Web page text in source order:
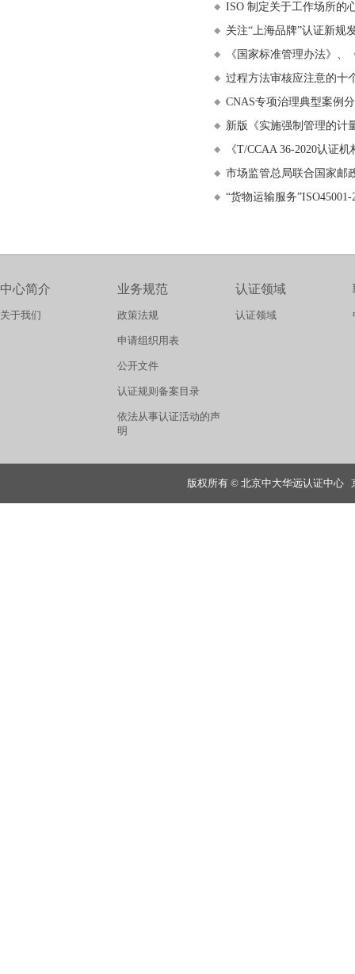
ISO 制定关于工作场所的
关注“上海品牌”认证新规
《国家标准管理办法》
过程方法审核应注意的十
CNAS专项治理典型案例
新版《实施强制管理的计
《T/CCAA 36-2020认证
市场监管总局联合国家邮
“货物运输服务
中心简介
关于我们
业务规范
政策法规
申请组织用表
公开文件
认证规则备案目录
依法从事认证活动的声
明
认证领域
认证领域
版权所有 © 北京中大华远认证中心